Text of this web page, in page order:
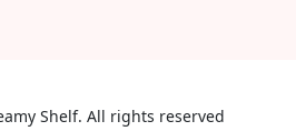
Shelf. All rights reserved